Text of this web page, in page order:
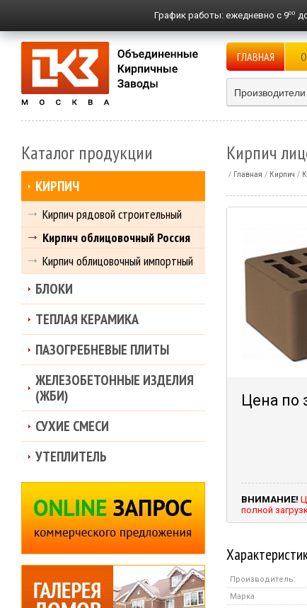
График работы: ежедневно с 900
ГЛАВНАЯ
Производители
Кирпич
Главная Кирпич
Цена по
ВНИМАНИЕ!
полной
Производитель:
Марка
Каталог продукции
КИРПИЧ
Кирпич рядовой строительный
Кирпич облицовочный Россия
Кирпич облицовочный импортный
БЛОКИ
ТЕПЛАЯ КЕРАМИКА
ПАЗОГРЕБНЕВЫЕ ПЛИТЫ
ЖЕЛЕЗОБЕТОННЫЕ ИЗДЕЛИЯ
(ЖБИ)
СУХИЕ СМЕСИ
УТЕПЛИТЕЛЬ